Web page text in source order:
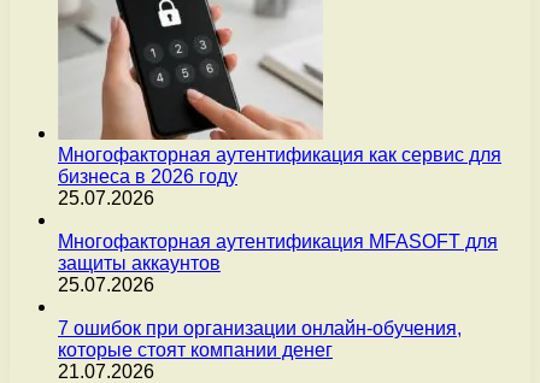
Многофакторная аутентификация как сервис для
бизнеса в 2026 году
25.07.2026
Многофакторная аутентификация MFASOFT для
защиты аккаунтов
25.07.2026
7 ошибок при организации онлайн-обучения,
которые стоят компании денег
21.07.2026